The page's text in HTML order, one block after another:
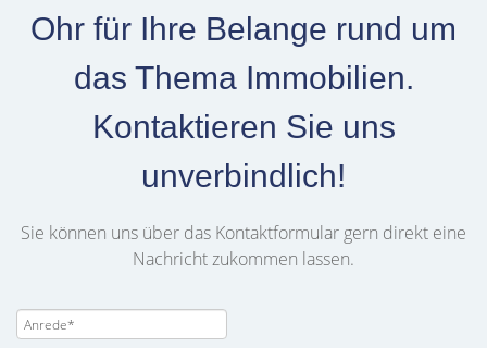
Ohr für Ihre Belange rund um
das Thema Immobilien.
Kontaktieren Sie uns
unverbindlich!
Sie können uns über das Kontaktformular gern direkt eine
Nachricht zukommen lassen.